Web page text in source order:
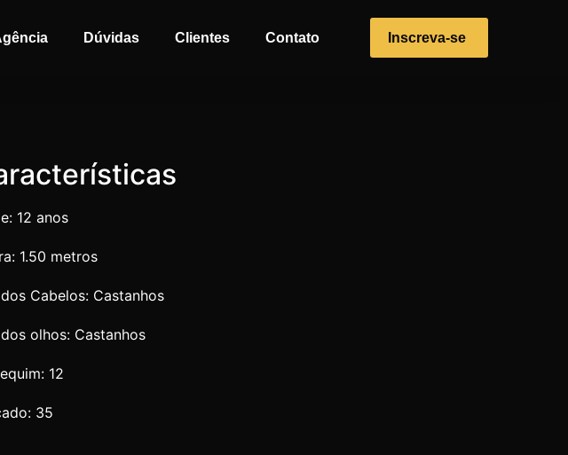
Dúvidas Clientes Contato Inscreva-se
12 anos
1.50 metros
Cabelos: Castanhos
olhos: Castanhos
12
35